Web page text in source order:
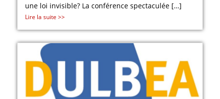
une loi invisible? La conférence spectaculée […]
Lire la suite >>